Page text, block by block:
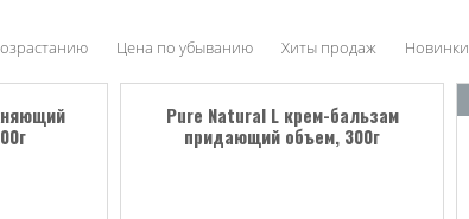
Цена по убыванию Хиты продаж Новинки
Pure Natural L крем-бальзам
придающий объем, 300г